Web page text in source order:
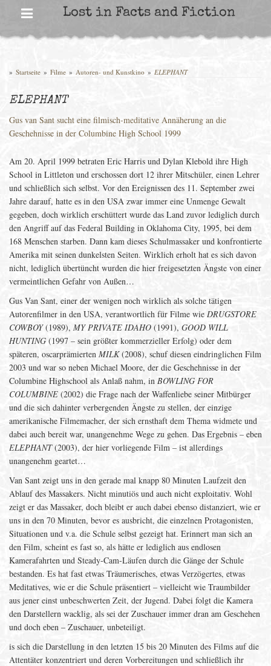
Lost in Facts and Fiction
» Startseite » Filme » Autoren- und Kunstkino » ELEPHANT
ELEPHANT
Gus van Sant sucht eine filmisch-meditative Annäherung an die
Geschehnisse in der Columbine High School 1999
Am 20. April 1999 betraten Eric Harris und Dylan Klebold ihre High
School in Littleton und erschossen dort 12 ihrer Mitschüler, einen Lehrer
und schließlich sich selbst. Vor den Ereignissen des 11. September zwei
Jahre darauf, hatte es in den USA zwar immer eine Unmenge Gewalt
gegeben, doch wirklich erschüttert wurde das Land zuvor lediglich durch
den Angriff auf das Federal Building in Oklahoma City, 1995, bei dem
168 Menschen starben. Dann kam dieses Schulmassaker und konfrontierte
Amerika mit seinen dunkelsten Seiten. Wirklich erholt hat es sich davon
nicht, lediglich übertüncht wurden die hier freigesetzten Ängste von einer
vermeintlichen Gefahr von Außen…
Gus Van Sant, einer der wenigen noch wirklich als solche tätigen
Autorenfilmer in den USA, verantwortlich für Filme wie DRUGSTORE
COWBOY(1989), MY PRIVATE IDAHO (1991), GOOD WILL
HUNTING (1997 – sein größter kommerzieller Erfolg) oder dem
späteren, oscarprämierten MILK(2008), schuf diesen eindringlichen Film
2003 und war so neben Michael Moore, der die Geschehnisse in der
Columbine Highschool als Anlaß nahm, in BOWLING FOR
COLUMBINE (2002) die Frage nach der Waffenliebe seiner Mitbürger
und die sich dahinter verbergenden Ängste zu stellen, der einzige
amerikanische Filmemacher, der sich ernsthaft dem Thema widmete und
dabei auch bereit war, unangenehme Wege zu gehen. Das Ergebnis – eben
ELEPHANT(2003), der hier vorliegende Film – ist allerdings
unangenehm geartet…
Van Sant zeigt uns in den gerade mal knapp 80 Minuten Laufzeit den
Ablauf des Massakers. Nicht minutiös und auch nicht exploitativ. Wohl
zeigt er das Massaker, doch bleibt er auch dabei ebenso distanziert, wie er
uns in den 70 Minuten, bevor es ausbricht, die einzelnen Protagonisten,
Situationen und v.a. die Schule selbst gezeigt hat. Erinnert man sich an
den Film, scheint es fast so, als hätte er lediglich aus endlosen
Kamerafahrten und Steady-Cam-Läufen durch die Gänge der Schule
bestanden. Es hat fast etwas Träumerisches, etwas Verzögertes, etwas
Meditatives, wie er die Schule präsentiert – vielleicht wie Traumbilder
aus jener einst unbeschwerten Zeit, der Jugend. Dabei folgt die Kamera
den Darstellern wacklig, als sei der Zuschauer immer dran am Geschehen
und doch eben – Zuschauer, unbeteiligt.
is sich die Darstellung in den letzten 15 bis 20 Minuten des Films auf die
Attentäter konzentriert und deren Vorbereitungen und schließlich ihr